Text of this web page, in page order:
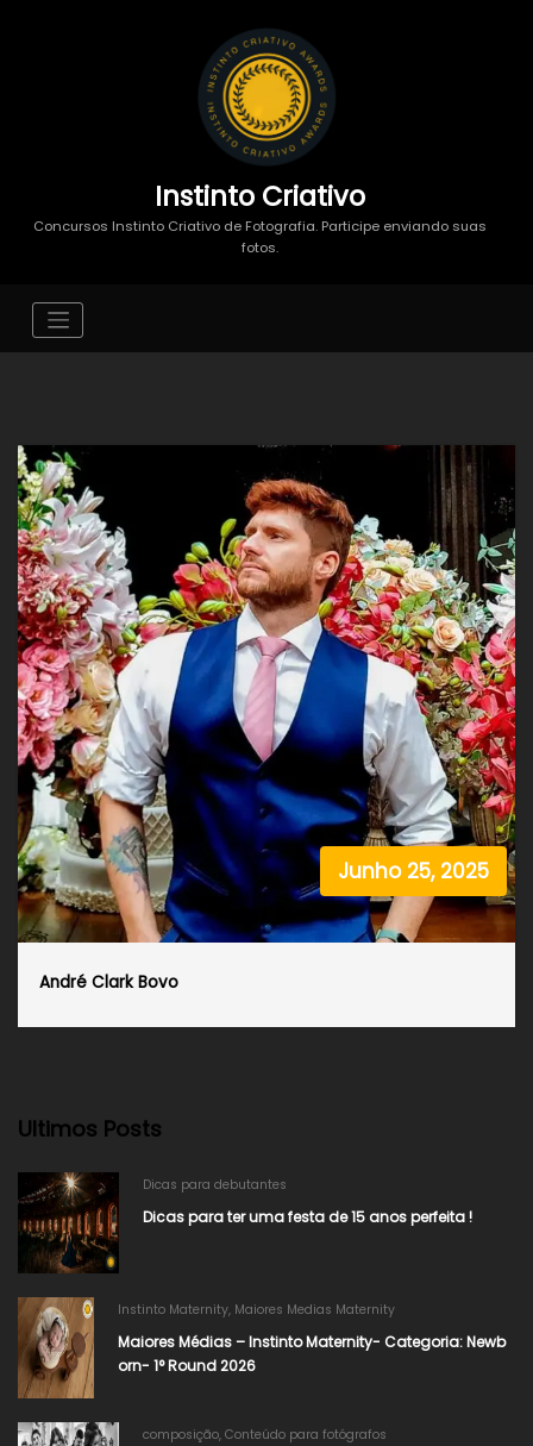
Instinto Criativo
Concursos Instinto Criativo de Fotografia. Participe enviando suas
fotos.
Junho 25, 2025
André Clark Bovo
Ultimos Posts
Dicas para debutantes
Dicas para ter uma festa de 15 anos perfeita !
Instinto Maternity, Maiores Medias Maternity
Maiores Médias – Instinto Maternity- Categoria: Newb
orn- 1° Round 2026
composição, Conteúdo para fotógrafos